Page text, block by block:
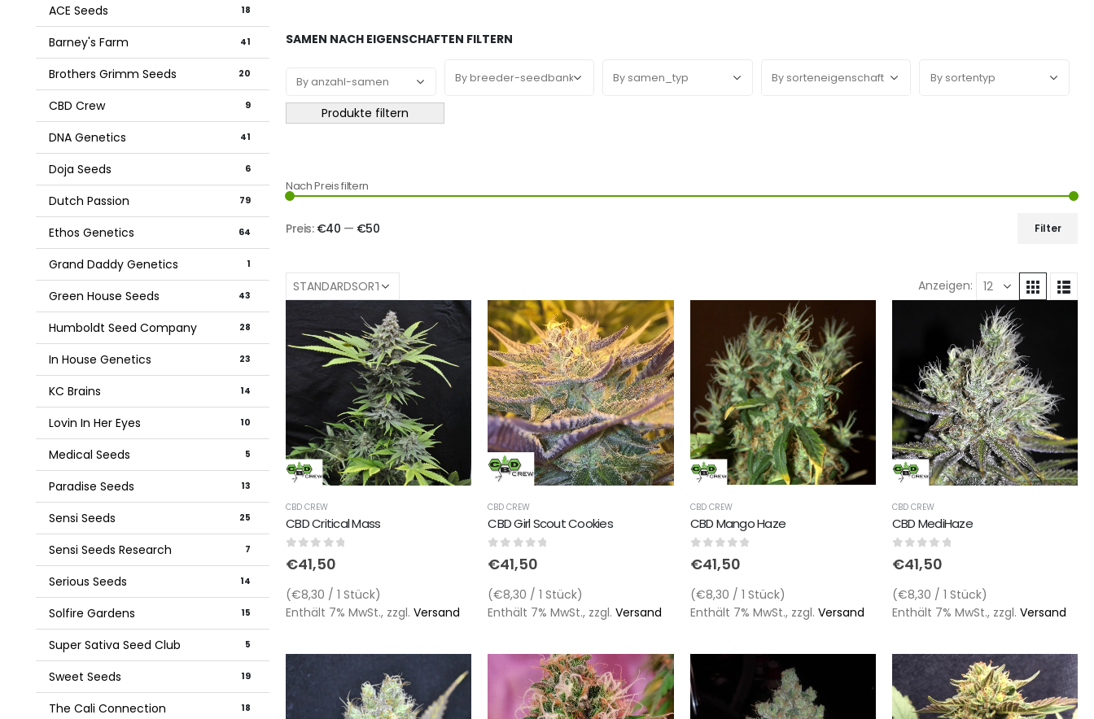
SAMEN NACH EIGENSCHAFTEN FILTERN
Produkte filtern
Nach Preis filtern
Filter
Preis: €40 — €50
Anzeigen:
CBD CREW
CBD Critical Mass
out of 5
€41,50
(€8,30 / 1 Stück)
Enthält 7% MwSt., zzgl. Versand
CBD CREW
CBD Girl Scout Cookies
out of 5
€41,50
(€8,30 / 1 Stück)
Enthält 7% MwSt., zzgl.Versand
CBD CREW
CBD Mango Haze
out of 5
€41,50
(€8,30 / 1 Stück)
Enthält 7% MwSt., zzgl. Versand
CBD CREW
CBD MediHaze
out of 5
€41,50
(€8,30 / 1 Stück)
Enthält 7% MwSt., zzgl. Versand
ACE Seeds 18
Barney's Farm 41
Brothers Grimm Seeds 20
CBD Crew 9
DNA Genetics 41
Doja Seeds 6
Dutch Passion 79
Ethos Genetics 64
Grand Daddy Genetics 1
Green House Seeds 43
Humboldt Seed Company 28
In House Genetics 23
KC Brains 14
Lovin In Her Eyes 10
Medical Seeds 5
Paradise Seeds 13
Sensi Seeds 25
Sensi Seeds Research 7
Serious Seeds 14
Solfire Gardens 15
Super Sativa Seed Club 5
Sweet Seeds 19
The Cali Connection 18